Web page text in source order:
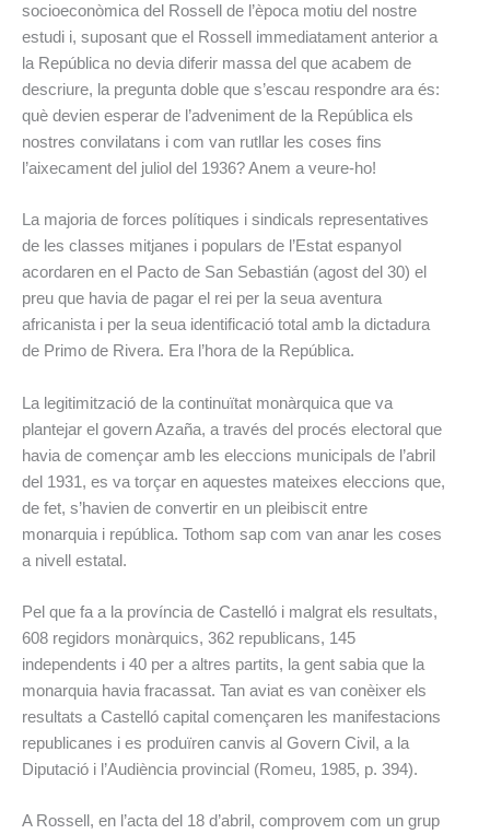
socioeconòmica del Rossell de l’època motiu del nostre
estudi i, suposant que el Rossell immediatament anterior a
la República no devia diferir massa del que acabem de
descriure, la pregunta doble que s’escau respondre ara és:
què devien esperar de l’adveniment de la República els
nostres convilatans i com van rutllar les coses fins
l’aixecament del juliol del 1936? Anem a veure-ho!
La majoria de forces polítiques i sindicals representatives
de les classes mitjanes i populars de l’Estat espanyol
acordaren en el Pacto de San Sebastián (agost del 30) el
preu que havia de pagar el rei per la seua aventura
africanista i per la seua identificació total amb la dictadura
de Primo de Rivera. Era l’hora de la República.
La legitimització de la continuïtat monàrquica que va
plantejar el govern Azaña, a través del procés electoral que
havia de començar amb les eleccions municipals de l’abril
del 1931, es va torçar en aquestes mateixes eleccions que,
de fet, s’havien de convertir en un pleibiscit entre
monarquia i república. Tothom sap com van anar les coses
a nivell estatal.
Pel que fa a la província de Castelló i malgrat els resultats,
608 regidors monàrquics, 362 republicans, 145
independents i 40 per a altres partits, la gent sabia que la
monarquia havia fracassat. Tan aviat es van conèixer els
resultats a Castelló capital començaren les manifestacions
republicanes i es produïren canvis al Govern Civil, a la
Diputació i l’Audiència provincial (Romeu, 1985, p. 394).
A Rossell, en l’acta del 18 d’abril, comprovem com un grup